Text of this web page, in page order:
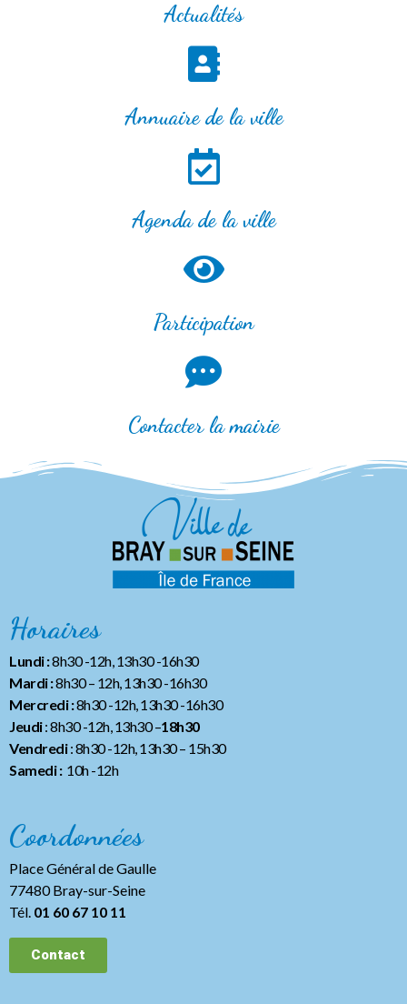
Actualités
Annuaire de la ville
Agenda de la ville
Participation
Contacter la mairie
Horaires
Lundi :8h30 -12h, 13h30 -16h30
Mardi :8h30 – 12h, 13h30 -16h30
Mercredi :8h30 -12h, 13h30 -16h30
Jeudi: 8h30 -12h, 13h30 –18h30
Vendredi: 8h30 -12h, 13h30– 15h30
Samedi :10h -12h
Coordonnées
Place Général de Gaulle
77480 Bray-sur-Seine
Tél. 01 60 67 10 11
Contact